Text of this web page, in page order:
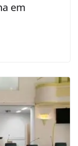
em